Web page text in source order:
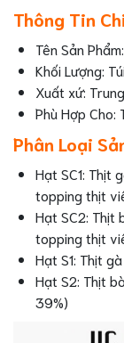
Thông Tin
Tên Sản
Khối Lượng:
Xuất xứ:
Phù Hợp
Phân Loại
Hạt SC1: Thịt
topping thịt
Hạt SC2: Thịt
topping thịt
Hạt S1: Thịt
Hạt S2: Thịt
39%)